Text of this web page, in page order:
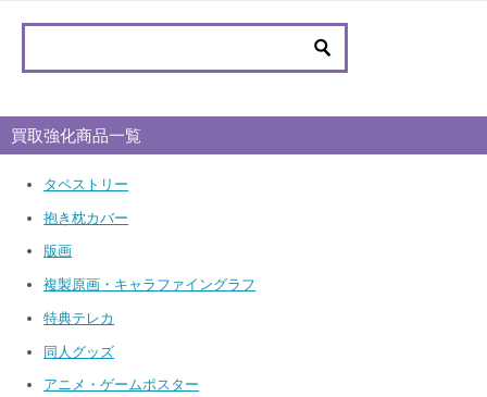
買取強化商品一覧
タペストリー
抱き枕カバー
版画
複製原画・キャラファイングラフ
特典テレカ
同人グッズ
アニメ・ゲームポスター